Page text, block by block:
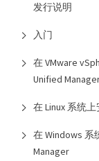
发行说明
入门
在 VMware
Unified
在 Linux 系统
在 Windows 系
Manager